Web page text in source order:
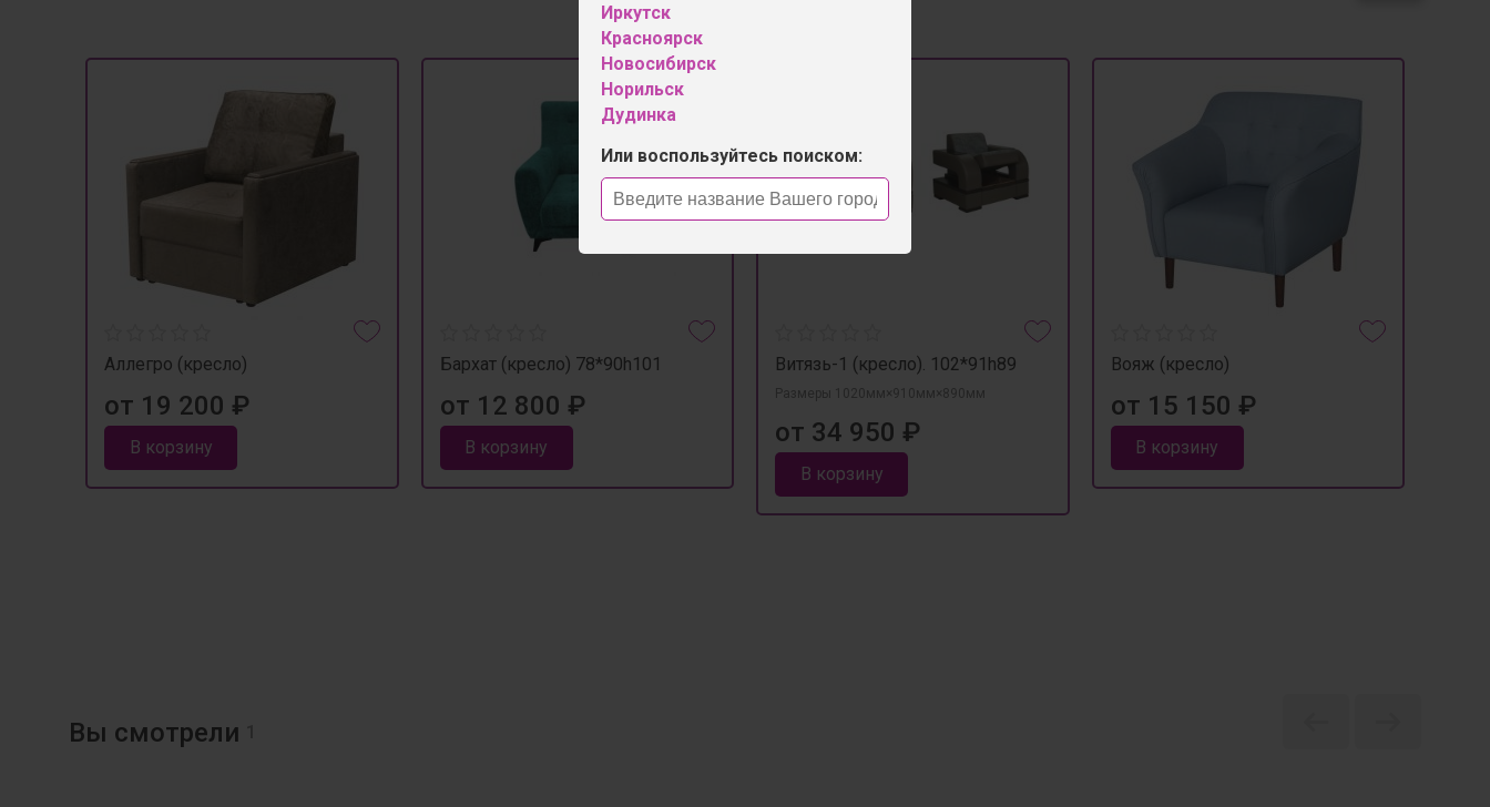
Иркутск
Красноярск
Новосибирск
Норильск
Дудинка
Или воспользуйтесь поиском:
Аллегро (кресло)
от 19 200 ₽
В корзину
Бархат (кресло) 78*90h101
от 12 800 ₽
В корзину
Витязь-1 (кресло). 102*91h89
Размеры 1020мм×910мм×890мм
от 34 950 ₽
В корзину
Вояж (кресло)
от 15 150 ₽
В корзину
Вы смотрели